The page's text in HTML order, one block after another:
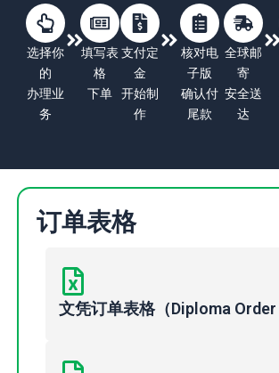
选择你
的
办理业
务
填写表
格
下单
支付定
金
开始制
作
核对电
子版
确认付
尾款
全球邮
寄
安全送
达
订单表格
文凭订单表格（Diploma Order